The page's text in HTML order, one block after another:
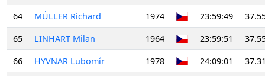
64
MÚLLER Richard 1974 23:59:49
65
LINHART Milan 1964 23:59:51
66
HYVNAR Lubomír 1978 24:09:01